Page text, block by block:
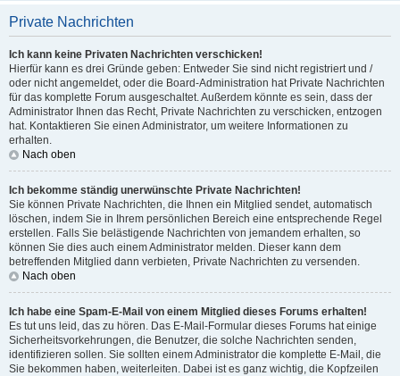
Private Nachrichten
Ich kann keine Privaten Nachrichten verschicken!
Hierfür kann es drei Gründe geben: Entweder Sie sind nicht registriert und /
oder nicht angemeldet, oder die Board-Administration hat Private Nachrichten
für das komplette Forum ausgeschaltet. Außerdem könnte es sein, dass der
Administrator Ihnen das Recht, Private Nachrichten zu verschicken, entzogen
hat. Kontaktieren Sie einen Administrator, um weitere Informationen zu
erhalten.
Nach oben
Ich bekomme ständig unerwünschte Private Nachrichten!
Sie können Private Nachrichten, die Ihnen ein Mitglied sendet, automatisch
löschen, indem Sie in Ihrem persönlichen Bereich eine entsprechende Regel
erstellen. Falls Sie belästigende Nachrichten von jemandem erhalten, so
können Sie dies auch einem Administrator melden. Dieser kann dem
betreffenden Mitglied dann verbieten, Private Nachrichten zu versenden.
Nach oben
Ich habe eine Spam-E-Mail von einem Mitglied dieses Forums erhalten!
Es tut uns leid, das zu hören. Das E-Mail-Formular dieses Forums hat einige
Sicherheitsvorkehrungen, die Benutzer, die solche Nachrichten senden,
identifizieren sollen. Sie sollten einem Administrator die komplette E-Mail, die
Sie bekommen haben, weiterleiten. Dabei ist es ganz wichtig, die Kopfzeilen